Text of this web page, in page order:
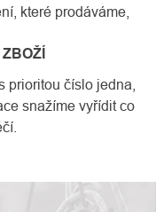
které prodáváme,
prioritou číslo jedna,
snažíme vyřídit co